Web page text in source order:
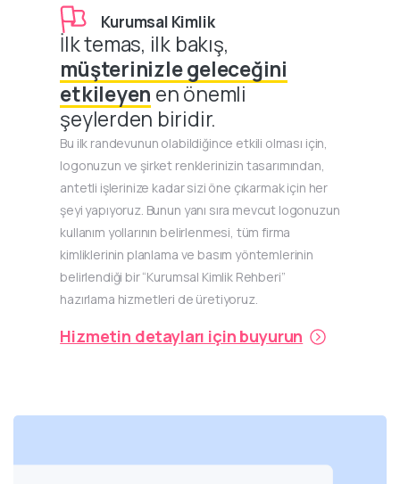
Kurumsal Kimlik
İlk temas, ilk bakış,
müşterinizle geleceğini
etkileyen en önemli
şeylerden biridir.
Bu ilk randevunun olabildiğince etkili olması için,
logonuzun ve şirket renklerinizin tasarımından,
antetli işlerinize kadar sizi öne çıkarmak için her
şeyi yapıyoruz. Bunun yanı sıra mevcut logonuzun
kullanım yollarının belirlenmesi, tüm firma
kimliklerinin planlama ve basım yöntemlerinin
belirlendiği bir “Kurumsal Kimlik Rehberi”
hazırlama hizmetleri de üretiyoruz.
Hizmetin detayları için buyurun